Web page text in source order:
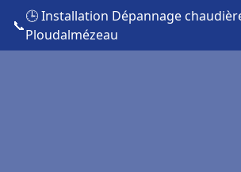
📞
🕒 Installation Dépannage
Ploudalmézeau